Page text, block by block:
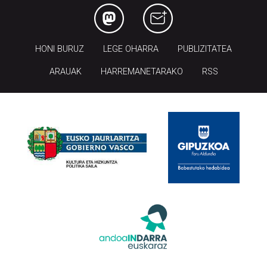
HONI BURUZ LEGE OHARRA PUBLIZITATEA
ARAUAK HARREMANETARAKO RSS